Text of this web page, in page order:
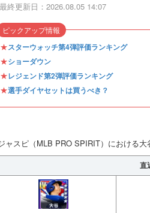
最終更新日：2026.08.05 14:07
★スターウォッチ第4弾評価ランキング
★ショーダウン
★レジェンド第2弾評価ランキング
★選手ダイヤセットは買うべき？
ピックアップ情報
ャスピ（MLB PRO SPIRIT）における大
直